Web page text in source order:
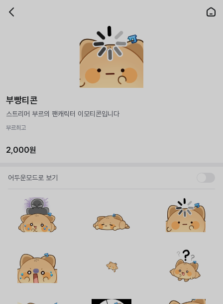
부빵티콘
스트리머 부르의 팬캐릭터 이모티콘입니다
부르최고
2,000원
어두운모드로 보기